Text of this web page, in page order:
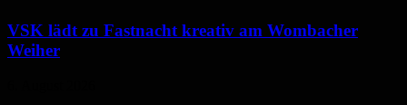
VSK lädt zu Fastnacht kreativ am Wombacher
Weiher